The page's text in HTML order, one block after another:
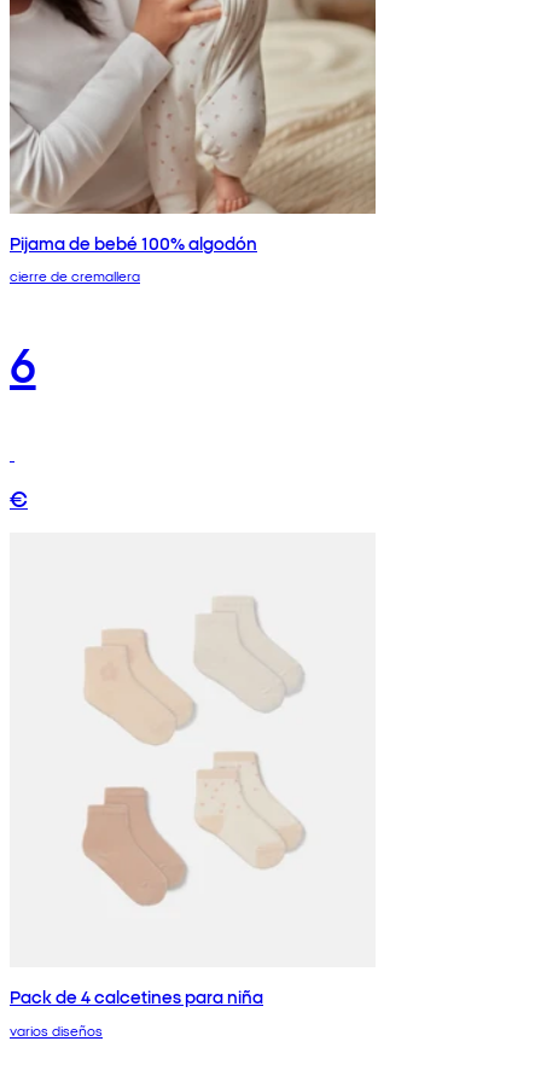
Pijama de bebé 100% algodón
cierre de cremallera
6
€
Pack de 4 calcetines para niña
varios diseños